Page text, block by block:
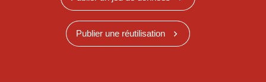
Publier une réutilisation